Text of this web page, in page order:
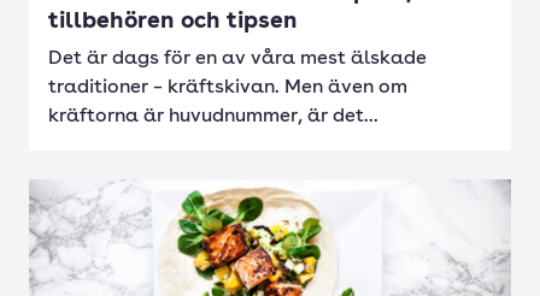
tillbehören och tipsen
Det är dags för en av våra mest älskade
traditioner – kräftskivan. Men även om
kräftorna är huvudnummer, är det...